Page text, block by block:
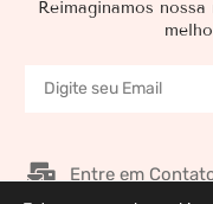
Reimaginamos
Entre em